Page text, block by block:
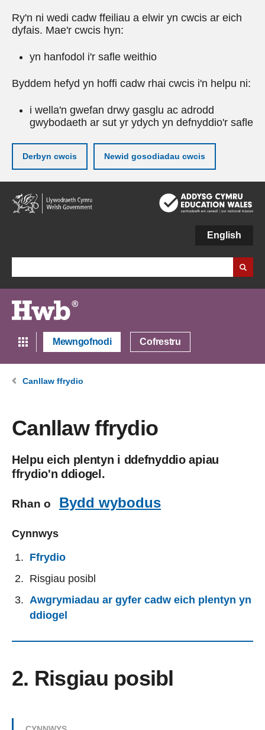
Ry'n ni wedi cadw ffeiliau a elwir yn cwcis ar eich
dyfais. Mae'r cwcis hyn:
yn hanfodol i'r safle weithio
Byddem hefyd yn hoffi cadw rhai cwcis i'n helpu ni:
i wella'n gwefan drwy gasglu ac adrodd
gwybodaeth ar sut yr ydych yn defnyddio'r safle
Derbyn cwcis Newid gosodiadau cwcis
Neidio
i'r
prif
English
Mewngofnodi Cofrestru
Canllaw ffrydio
Canllaw ffrydio
Helpu eich plentyn i ddefnyddio apiau
ffrydio'n ddiogel.
Rhan o Bydd wybodus
Cynnwys
Ffrydio
Risgiau posibl
Awgrymiadau ar gyfer cadw eich plentyn yn
ddiogel
2. Risgiau posibl